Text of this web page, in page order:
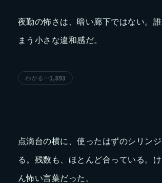
夜勤の怖さは、暗い廊下ではない。
まう小さな違和感だ。
わかる…1,893
点滴台の横に、使ったはずのシリン
る。残数も、ほとんど合っている。
ん怖い言葉だった。